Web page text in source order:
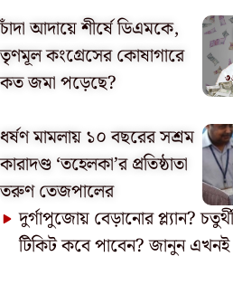
চাঁদা আদায়ে শীর্ষে ডিএমকে,
তৃণমূল কংগ্রেসের কোষাগারে
কত জমা পড়েছে?
ধর্ষণ মামলায় ১০ বছরের সশ্রম
কারাদণ্ড ‘তহেলকা’র প্রতিষ্ঠাতা
তরুণ তেজপালের
দুর্গাপুজোয় বেড়ানোর প্ল্যান?
টিকিট কবে পাবেন? জানুন এখনই